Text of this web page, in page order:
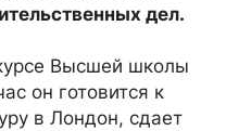
дел.
Высшей школы
он готовится к
в Лондон, сдает